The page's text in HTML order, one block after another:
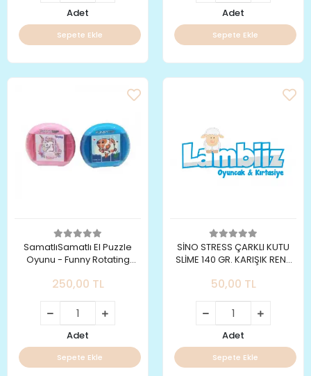
Adet
Sepete Ekle
Adet
Sepete Ekle
SamatlıSamatlı El Puzzle
Oyunu - Funny Rotating
250,00 TL
Adet
Sepete Ekle
SİNO STRESS ÇARKLI KUTU
SLİME 140 GR. KARIŞIK RENK
50,00 TL
Adet
Sepete Ekle